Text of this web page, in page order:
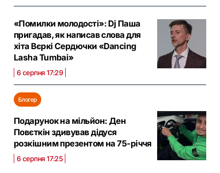
«Помилки молодості»: Dj Паша
пригадав, як написав слова для
хіта Вєркі Сердючки «Dancing
Lasha Tumbai»
6 серпня 17:29
Блогер
Подарунок на мільйон: Ден
Повєткін здивував дідуся
розкішним презентом на 75-річчя
6 серпня 17:25